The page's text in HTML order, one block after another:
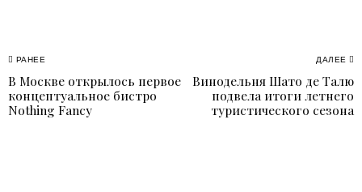
Навигация
по
записям
РАНЕЕ
Previous
post:
В Москве открылось первое
концептуальное бистро
Nothing Fancy
ДАЛЕЕ
Винодельня Шато де Талю
подвела итоги летнего
туристического сезона